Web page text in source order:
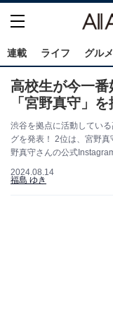
連載 ライフ グルメ
高校生が今一
「宮野真守」
渋谷を拠点に活動してい
グを発表！ 2位は、宮野
野真守さんの公式
2024.08.14
福島 ゆき